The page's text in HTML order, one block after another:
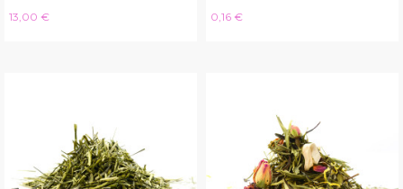
Hinta
13,00 € Hinta
0,16 €